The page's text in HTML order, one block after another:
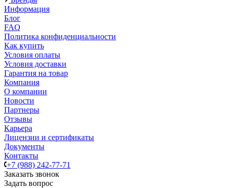
Информация
Блог
FAQ
Политика конфиденциальности
Как купить
Условия оплаты
Условия доставки
Гарантия на товар
Компания
О компании
Новости
Партнеры
Отзывы
Карьера
Лицензии и сертификаты
Документы
Контакты
+7 (988) 242-77-71
Заказать звонок
Задать вопрос